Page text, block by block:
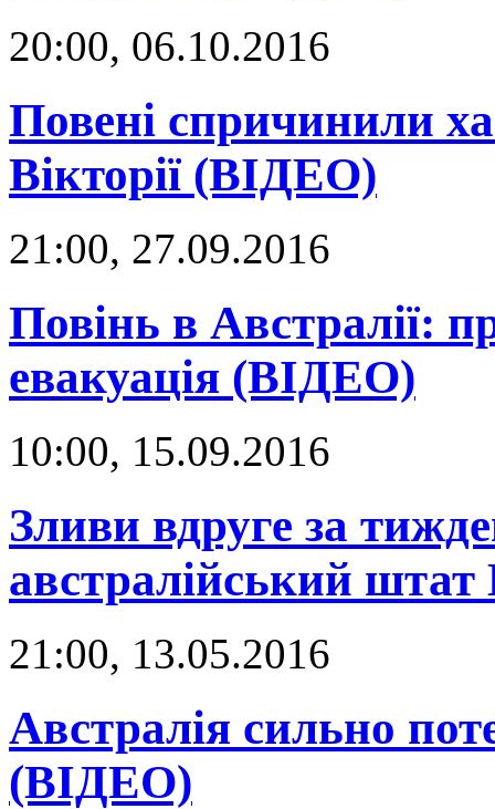
20:00, 06.10.2016
Повені спричинили
Вікторії (ВІДЕО)
21:00, 27.09.2016
Повінь в Австралії:
евакуація (ВІДЕО)
10:00, 15.09.2016
Зливи вдруге за
австралійський штат
21:00, 13.05.2016
Австралія сильно
(ВІДЕО)